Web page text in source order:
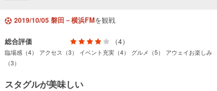
2019/10/05 磐田－横浜FMを観戦
総合評価 （4）
臨場感（4） アクセス（3） イベント充実（4） グルメ（5）
アウェイお楽しみ
（3）
スタグルが美味しい